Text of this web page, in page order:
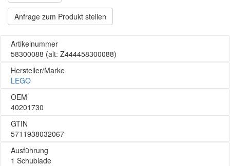
Anfrage zum Produkt stellen
Artikelnummer
58300088 (alt: Z444458300088)
Hersteller/Marke
LEGO
OEM
40201730
GTIN
5711938032067
Ausführung
1 Schublade